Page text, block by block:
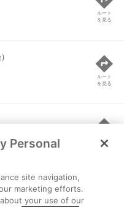
ルート
を見る
)
ルート
を見る
ルート
を見る
Personal
site navigation,
marketing efforts.
your use of our